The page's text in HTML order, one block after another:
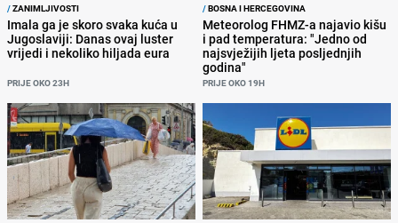
/ZANIMLJIVOSTI
Imala ga je skoro svaka kuća u
Jugoslaviji: Danas ovaj luster
vrijedi i nekoliko hiljada eura
PRIJE OKO 23H
/BOSNA I HERCEGOVINA
Meteorolog FHMZ-a najavio kišu
i pad temperatura: "Jedno od
najsvježijih ljeta posljednjih
godina"
PRIJE OKO 19H